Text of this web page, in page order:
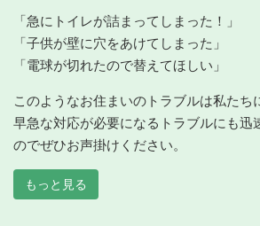
「急にトイレが詰まってしまった！」
「子供が壁に穴をあけてしまった」
「電球が切れたので替えてほしい」
このようなお住まいのトラブルは私たち
早急な対応が必要になるトラブルにも迅
のでぜひお声掛けください。
もっと見る